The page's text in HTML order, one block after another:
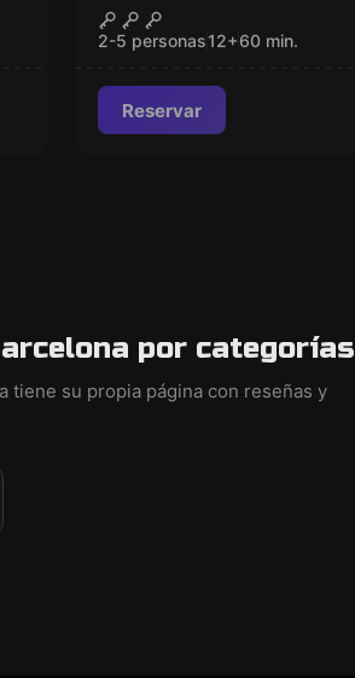
Candy House
2-5 personas12+60 min.
Reservar
por categorías
tiene su propia página con reseñas y